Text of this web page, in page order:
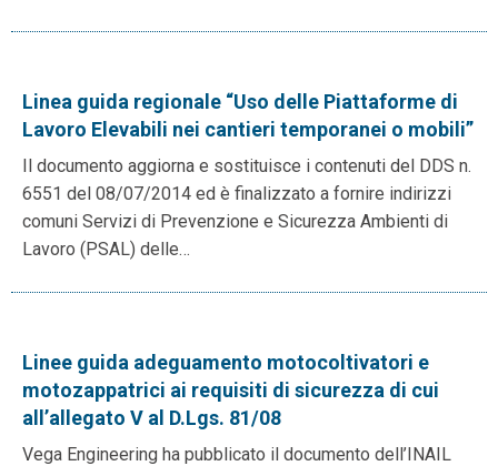
Linea guida regionale “Uso delle Piattaforme di
Lavoro Elevabili nei cantieri temporanei o mobili”
Il documento aggiorna e sostituisce i contenuti del DDS n.
6551 del 08/07/2014 ed è finalizzato a fornire indirizzi
comuni Servizi di Prevenzione e Sicurezza Ambienti di
Lavoro (PSAL) delle…
Linee guida adeguamento motocoltivatori e
motozappatrici ai requisiti di sicurezza di cui
all’allegato V al D.Lgs. 81/08
Vega Engineering ha pubblicato il documento dell’INAIL